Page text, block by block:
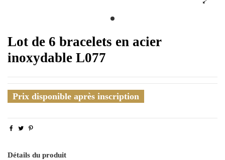
Lot de 6 bracelets en acier
inoxydable L077
Prix disponible après inscription
Détails du produit